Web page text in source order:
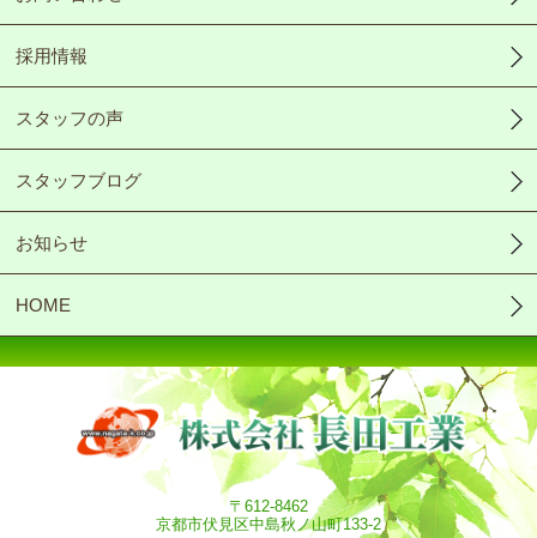
採用情報
スタッフの声
スタッフブログ
お知らせ
HOME
〒612-8462
京都市伏見区中島秋ノ山町133-2